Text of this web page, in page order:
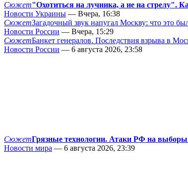
Сюжет"Охотиться на лучника, а не на стрелу".
Новости Украины — Вчера, 16:38
СюжетЗагадочный звук напугал Москву: что это
Новости России — Вчера, 15:29
СюжетБанкет генералов. Последствия взрыва в
Новости России — 6 августа 2026, 23:58
СюжетГрязные технологии. Атаки РФ на
Новости мира — 6 августа 2026, 23:39